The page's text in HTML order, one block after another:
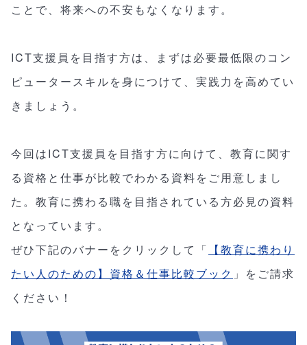
ことで、将来への不安もなくなります。
ICT支援員を目指す方は、まずは必要最低限のコン
ピュータースキルを身につけて、実践力を高めてい
きましょう。
今回はICT支援員を目指す方に向けて、教育に関す
る資格と仕事が比較でわかる資料をご用意しまし
た。教育に携わる職を目指されている方必見の資料
となっています。
ぜひ下記のバナーをクリックして「 【教育に携わり
たい人のための】資格＆仕事比較ブック 」をご請求
ください！